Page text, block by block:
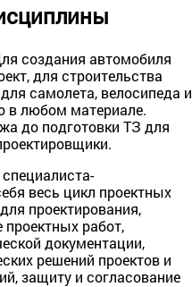
создания автомобиля
для строительства
самолета, велосипеда и
в любом материале.
до подготовки ТЗ для
весь цикл проектных
проектирования,
работ,
документации,
решений проектов и
защиту и согласование